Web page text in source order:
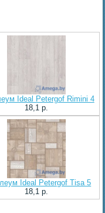
Ideal Petergof Rimini 4
18,1 p.
Ideal Petergof Tisa 5
18,1 p.